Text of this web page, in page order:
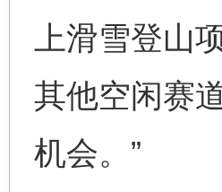
上滑雪登山
其他空闲赛
机会。”